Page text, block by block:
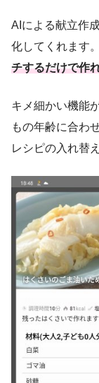
AIによる献立作
化してくれます。
チするだけで作
キメ細かい機能
もの年齢に合わ
レシピの入れ替